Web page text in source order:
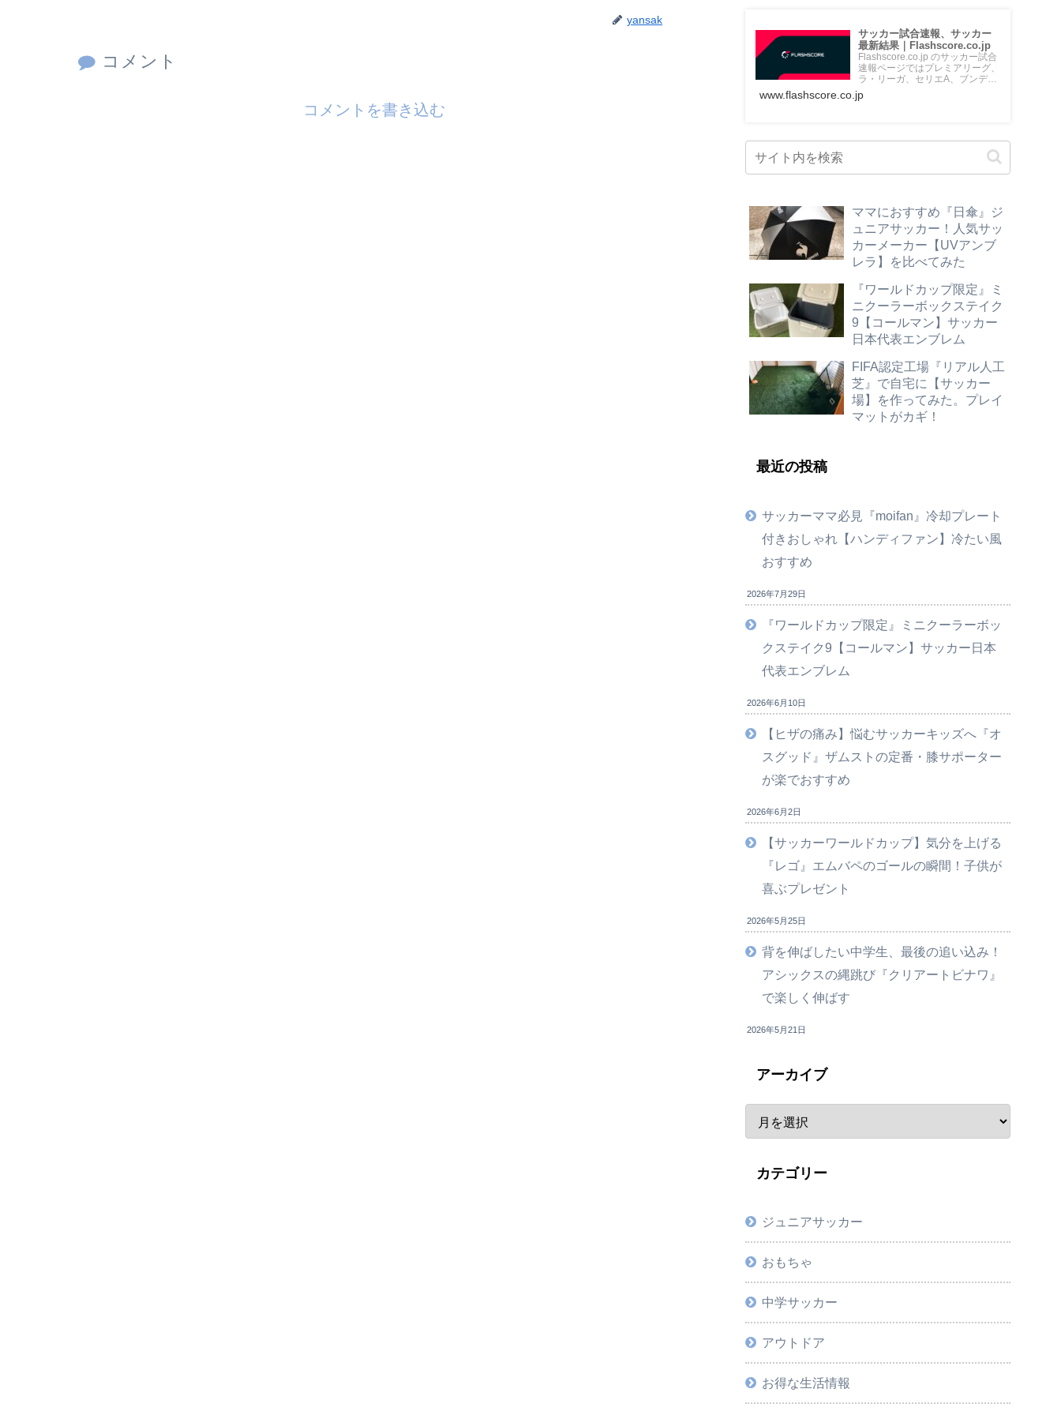
yansak
コメント
コメントを書き込む
サッカー試合速報、サッカー
最新結果｜Flashscore.co.jp
Flashscore.co.jp のサッカー試合
速報ページではプレミアリーグ、
ラ・リーガ、セリエA、ブンデス
www.flashscore.co.jp
ママにおすすめ『日傘』ジ
ュニアサッカー！人気サッ
カーメーカー【UVアンブ
レラ】を比べてみた
『ワールドカップ限定』ミ
ニクーラーボックステイク
9【コールマン】サッカー
日本代表エンブレム
FIFA認定工場『リアル人工
芝』で自宅に【サッカー
場】を作ってみた。プレイ
マットがカギ！
最近の投稿
サッカーママ必見『moifan』冷却プレート
付きおしゃれ【ハンディファン】冷たい風
おすすめ
2026年7月29日
『ワールドカップ限定』ミニクーラーボッ
クステイク9【コールマン】サッカー日本
代表エンブレム
2026年6月10日
【ヒザの痛み】悩むサッカーキッズへ『オ
スグッド』ザムストの定番・膝サポーター
が楽でおすすめ
2026年6月2日
【サッカーワールドカップ】気分を上げる
『レゴ』エムバペのゴールの瞬間！子供が
喜ぶプレゼント
2026年5月25日
背を伸ばしたい中学生、最後の追い込み！
アシックスの縄跳び『クリアートビナワ』
で楽しく伸ばす
2026年5月21日
アーカイブ
カテゴリー
ジュニアサッカー
おもちゃ
中学サッカー
アウトドア
お得な生活情報